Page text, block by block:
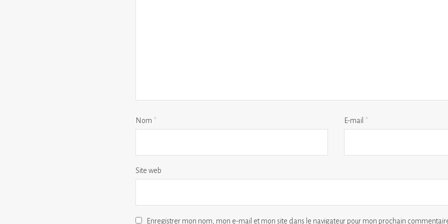
Nom * E-mail *
Site web
Enregistrer mon nom, mon e-mail et mon site dans le navigateur pour mon prochain